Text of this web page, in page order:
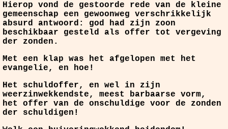
Hierop vond de gestoorde rede van de kleine
gemeenschap een gewoonweg verschrikkelijk
absurd antwoord: god had zijn zoon
beschikbaar gesteld als offer tot vergeving
der zonden.
Met een klap was het afgelopen met het
evangelie, en hoe!
Het schuldoffer, en wel in zijn
weerzinwekkendste, meest barbaarse vorm,
het offer van de onschuldige voor de zonden
der schuldigen!